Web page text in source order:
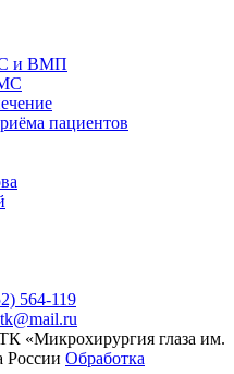
и ВМП
пациентов
564-119
глаза им.
России Обработка